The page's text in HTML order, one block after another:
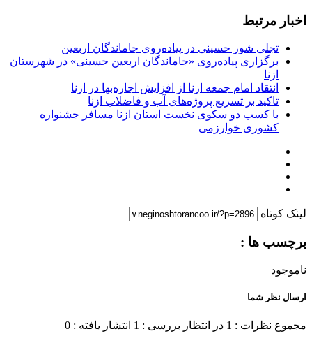
اخبار مرتبط
تجلی شور حسینی در پیاده‌روی جاماندگان اربعین
برگزاری پیاده‌روی «جاماندگان اربعین حسینی» در شهرستان
ازنا
انتقاد امام جمعه ازنا از افزایش اجاره‌بها در ازنا
تاکید بر تسریع پروژه‌های آب و فاضلاب ازنا
با کسب دو سکوی نخست استان ازنا مسافر جشنواره
کشوری خوارزمی
لینک کوتاه
برچسب ها :
ناموجود
ارسال نظر شما
مجموع نظرات : 1 در انتظار بررسی : 1 انتشار یافته : 0